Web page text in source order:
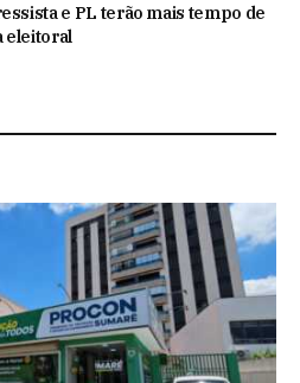
e PL terão mais tempo de
eleitoral